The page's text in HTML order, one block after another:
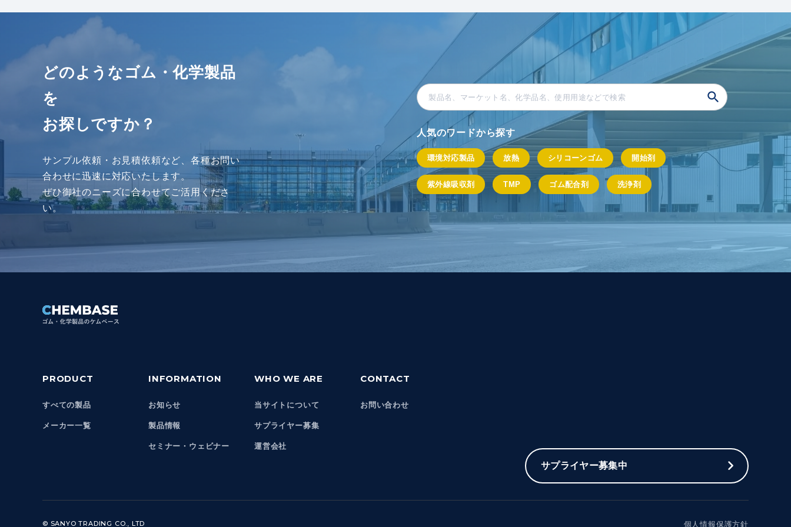
どのようなゴム・化学製品
を
お探しですか？
サンプル依頼・お見積依頼など、各種お問い
合わせに迅速に対応いたします。
ぜひ御社のニーズに合わせてご活⽤くださ
い。
人気のワードから探す
環境対応製品 放熱 シリコーンゴム 開始剤
紫外線吸収剤 TMP ゴム配合剤 洗浄剤
PRODUCT
すべての製品
メーカー一覧
INFORMATION
お知らせ
製品情報
セミナー・ウェビナー
WHO WE ARE
当サイトについて
サプライヤー募集
運営会社
CONTACT
お問い合わせ
サプライヤー募集中
個人情報保護方針
© SANYO TRADING CO., LTD